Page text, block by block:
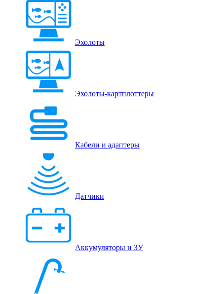
Эхолоты
Эхолоты-картплоттеры
Кабели и адаптеры
Датчики
Аккумуляторы и ЗУ